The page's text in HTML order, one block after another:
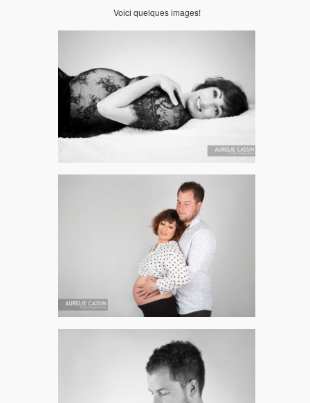
Voici quelques images!